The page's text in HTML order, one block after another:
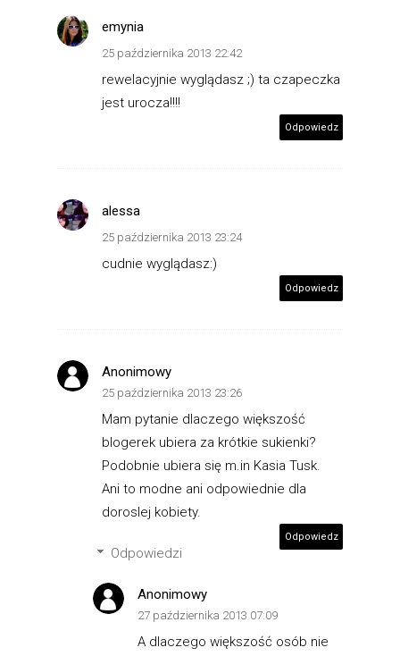
emynia
25 października 2013 22:42
rewelacyjnie wyglądasz ;) ta czapeczka
jest urocza!!!!
Odpowiedz
alessa
25 października 2013 23:24
cudnie wyglądasz:)
Odpowiedz
Anonimowy
25 października 2013 23:26
Mam pytanie dlaczego większość
blogerek ubiera za krótkie sukienki?
Podobnie ubiera się m.in Kasia Tusk.
Ani to modne ani odpowiednie dla
doroslej kobiety.
Odpowiedz
Odpowiedzi
Anonimowy
27 października 2013 07:09
A dlaczego większość osób nie